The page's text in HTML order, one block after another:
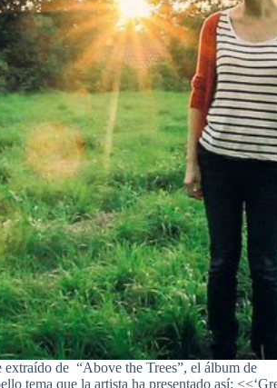
extraído de “Above the Trees”, el álbum de
tema que la artista ha presentado así: